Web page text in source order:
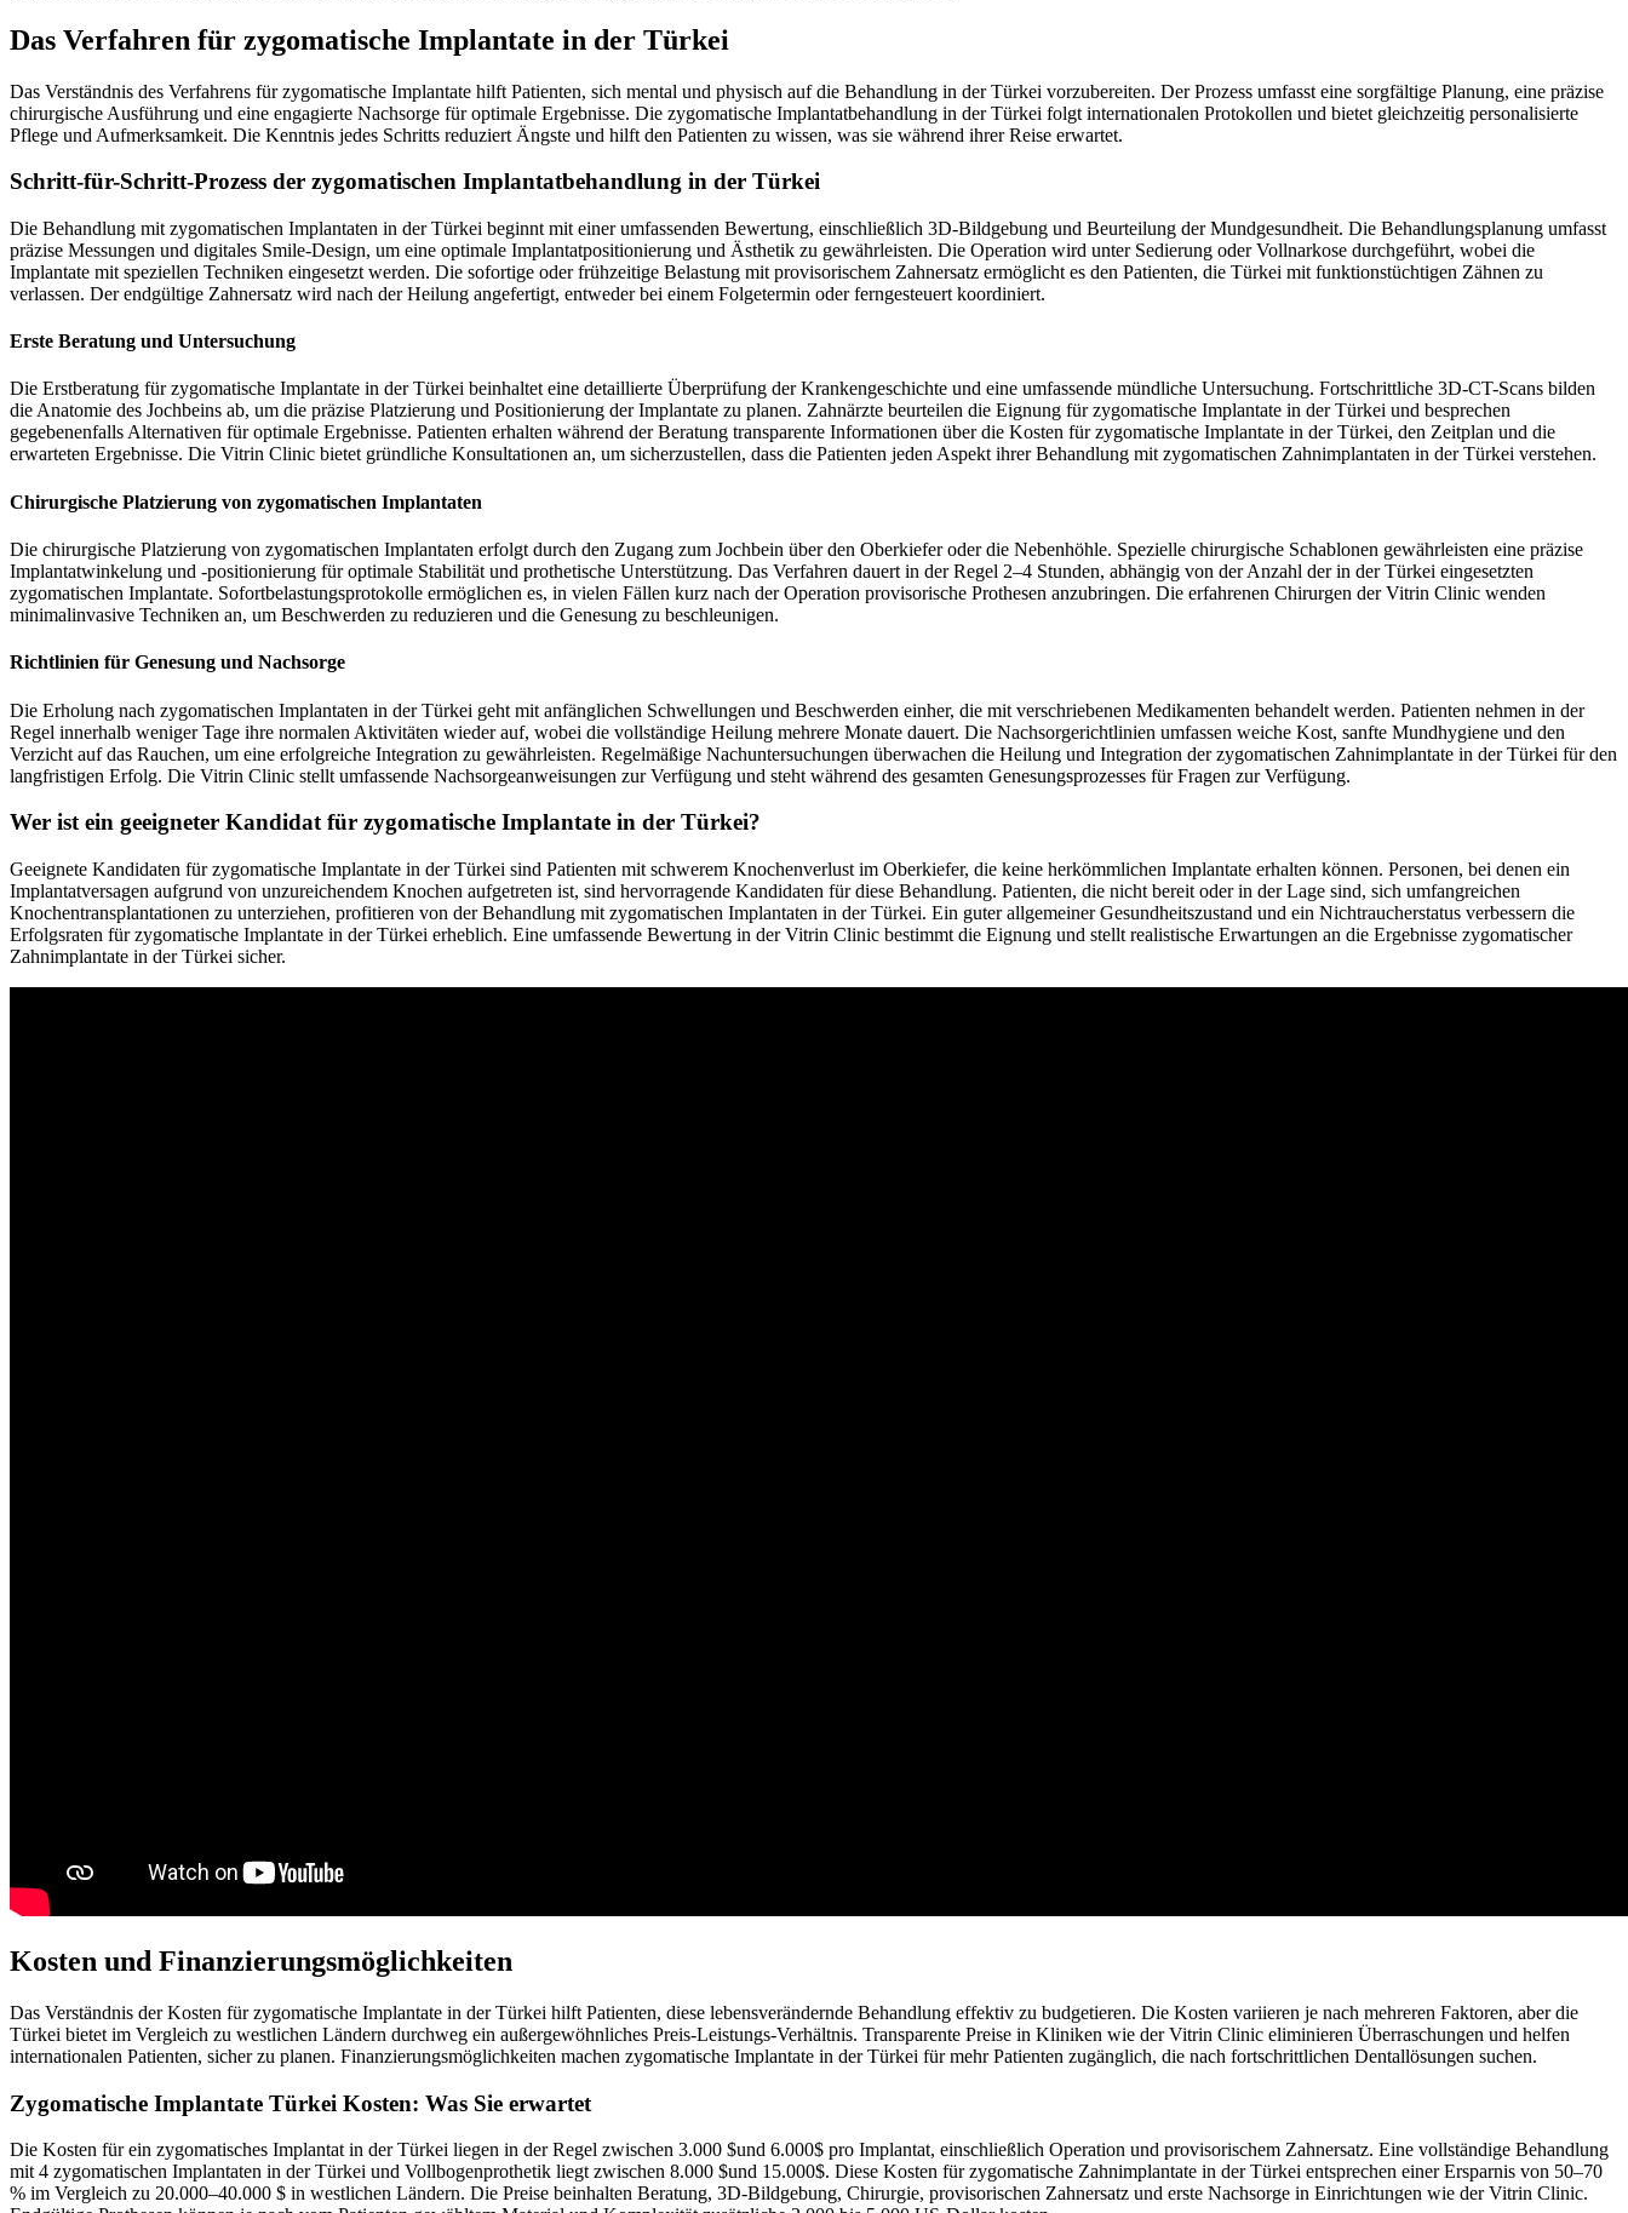
Das Verfahren für zygomatische Implantate in der Türkei
Das Verständnis des Verfahrens für zygomatische Implantate hilft Patienten, sich mental und physisch auf die Behandlung in der Türkei vorzubereiten. Der Prozess umfasst eine sorgfältige Planung, eine präzise
chirurgische Ausführung und eine engagierte Nachsorge für optimale Ergebnisse. Die zygomatische Implantatbehandlung in der Türkei folgt internationalen Protokollen und bietet gleichzeitig personalisierte
Pflege und Aufmerksamkeit. Die Kenntnis jedes Schritts reduziert Ängste und hilft den Patienten zu wissen, was sie während ihrer Reise erwartet.
Schritt-für-Schritt-Prozess der zygomatischen Implantatbehandlung in der Türkei
Die Behandlung mit zygomatischen Implantaten in der Türkei beginnt mit einer umfassenden Bewertung, einschließlich 3D-Bildgebung und Beurteilung der Mundgesundheit. Die Behandlungsplanung umfasst
präzise Messungen und digitales Smile-Design, um eine optimale Implantatpositionierung und Ästhetik zu gewährleisten. Die Operation wird unter Sedierung oder Vollnarkose durchgeführt, wobei die
Implantate mit speziellen Techniken eingesetzt werden. Die sofortige oder frühzeitige Belastung mit provisorischem Zahnersatz ermöglicht es den Patienten, die Türkei mit funktionstüchtigen Zähnen zu
verlassen. Der endgültige Zahnersatz wird nach der Heilung angefertigt, entweder bei einem Folgetermin oder ferngesteuert koordiniert.
Erste Beratung und Untersuchung
Die Erstberatung für zygomatische Implantate in der Türkei beinhaltet eine detaillierte Überprüfung der Krankengeschichte und eine umfassende mündliche Untersuchung. Fortschrittliche 3D-CT-Scans bilden
die Anatomie des Jochbeins ab, um die präzise Platzierung und Positionierung der Implantate zu planen. Zahnärzte beurteilen die Eignung für zygomatische Implantate in der Türkei und besprechen
gegebenenfalls Alternativen für optimale Ergebnisse. Patienten erhalten während der Beratung transparente Informationen über die Kosten für zygomatische Implantate in der Türkei, den Zeitplan und die
erwarteten Ergebnisse. Die Vitrin Clinic bietet gründliche Konsultationen an, um sicherzustellen, dass die Patienten jeden Aspekt ihrer Behandlung mit zygomatischen Zahnimplantaten in der Türkei verstehen.
Chirurgische Platzierung von zygomatischen Implantaten
Die chirurgische Platzierung von zygomatischen Implantaten erfolgt durch den Zugang zum Jochbein über den Oberkiefer oder die Nebenhöhle. Spezielle chirurgische Schablonen gewährleisten eine präzise
Implantatwinkelung und -positionierung für optimale Stabilität und prothetische Unterstützung. Das Verfahren dauert in der Regel 2–4 Stunden, abhängig von der Anzahl der in der Türkei eingesetzten
zygomatischen Implantate. Sofortbelastungsprotokolle ermöglichen es, in vielen Fällen kurz nach der Operation provisorische Prothesen anzubringen. Die erfahrenen Chirurgen der Vitrin Clinic wenden
minimalinvasive Techniken an, um Beschwerden zu reduzieren und die Genesung zu beschleunigen.
Richtlinien für Genesung und Nachsorge
Die Erholung nach zygomatischen Implantaten in der Türkei geht mit anfänglichen Schwellungen und Beschwerden einher, die mit verschriebenen Medikamenten behandelt werden. Patienten nehmen in der
Regel innerhalb weniger Tage ihre normalen Aktivitäten wieder auf, wobei die vollständige Heilung mehrere Monate dauert. Die Nachsorgerichtlinien umfassen weiche Kost, sanfte Mundhygiene und den
Verzicht auf das Rauchen, um eine erfolgreiche Integration zu gewährleisten. Regelmäßige Nachuntersuchungen überwachen die Heilung und Integration der zygomatischen Zahnimplantate in der Türkei für den
langfristigen Erfolg. Die Vitrin Clinic stellt umfassende Nachsorgeanweisungen zur Verfügung und steht während des gesamten Genesungsprozesses für Fragen zur Verfügung.
Wer ist ein geeigneter Kandidat für zygomatische Implantate in der Türkei?
Geeignete Kandidaten für zygomatische Implantate in der Türkei sind Patienten mit schwerem Knochenverlust im Oberkiefer, die keine herkömmlichen Implantate erhalten können. Personen, bei denen ein
Implantatversagen aufgrund von unzureichendem Knochen aufgetreten ist, sind hervorragende Kandidaten für diese Behandlung. Patienten, die nicht bereit oder in der Lage sind, sich umfangreichen
Knochentransplantationen zu unterziehen, profitieren von der Behandlung mit zygomatischen Implantaten in der Türkei. Ein guter allgemeiner Gesundheitszustand und ein Nichtraucherstatus verbessern die
Erfolgsraten für zygomatische Implantate in der Türkei erheblich. Eine umfassende Bewertung in der Vitrin Clinic bestimmt die Eignung und stellt realistische Erwartungen an die Ergebnisse zygomatischer
Zahnimplantate in der Türkei sicher.
Kosten und Finanzierungsmöglichkeiten
Das Verständnis der Kosten für zygomatische Implantate in der Türkei hilft Patienten, diese lebensverändernde Behandlung effektiv zu budgetieren. Die Kosten variieren je nach mehreren Faktoren, aber die
Türkei bietet im Vergleich zu westlichen Ländern durchweg ein außergewöhnliches Preis-Leistungs-Verhältnis. Transparente Preise in Kliniken wie der Vitrin Clinic eliminieren Überraschungen und helfen
internationalen Patienten, sicher zu planen. Finanzierungsmöglichkeiten machen zygomatische Implantate in der Türkei für mehr Patienten zugänglich, die nach fortschrittlichen Dentallösungen suchen.
Zygomatische Implantate Türkei Kosten: Was Sie erwartet
Die Kosten für ein zygomatisches Implantat in der Türkei liegen in der Regel zwischen 3.000 $und 6.000$ pro Implantat, einschließlich Operation und provisorischem Zahnersatz. Eine vollständige Behandlung
mit 4 zygomatischen Implantaten in der Türkei und Vollbogenprothetik liegt zwischen 8.000 $und 15.000$. Diese Kosten für zygomatische Zahnimplantate in der Türkei entsprechen einer Ersparnis von 50–70
% im Vergleich zu 20.000–40.000 $ in westlichen Ländern. Die Preise beinhalten Beratung, 3D-Bildgebung, Chirurgie, provisorischen Zahnersatz und erste Nachsorge in Einrichtungen wie der Vitrin Clinic.